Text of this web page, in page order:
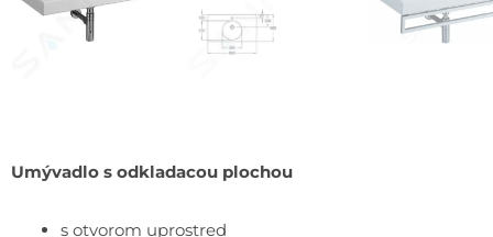
Umývadlo s odkladacou plochou
s otvorom uprostred